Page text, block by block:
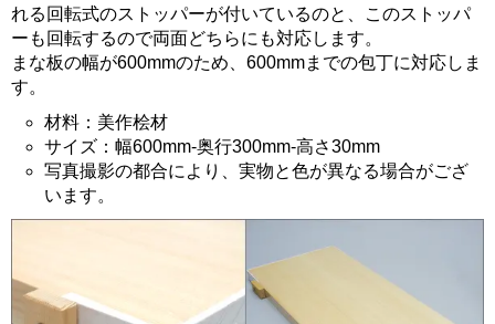
れる回転式のストッパーが付いているのと、このストッパ
ーも回転するので両面どちらにも対応します。
まな板の幅が600mmのため、600mmまでの包丁に対応しま
す。
材料：美作桧材
サイズ：幅600mm-奥行300mm-高さ30mm
写真撮影の都合により、実物と色が異なる場合がござ
います。